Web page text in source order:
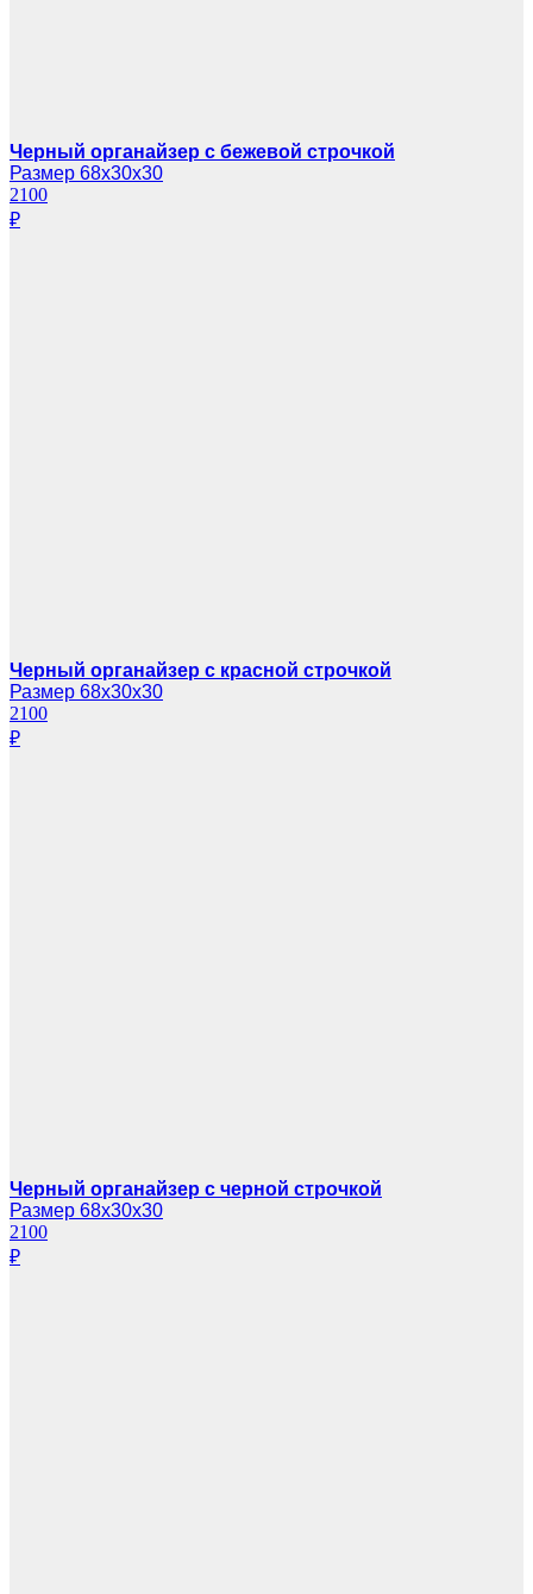
Черный органайзер с бежевой строчкой
Размер 68х30х30
2100
₽
Черный органайзер с красной строчкой
Размер 68х30х30
2100
₽
Черный органайзер с черной строчкой
Размер 68х30х30
2100
₽